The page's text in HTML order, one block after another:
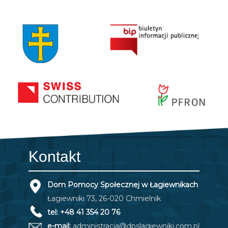
Kontakt
Dom Pomocy Społecznej w Łagiewnikach
Łagiewniki 73, 26-020 Chmielnik
tel: +48 41 354 20 76
e-mail: administracja@dpslagiewniki.com.pl